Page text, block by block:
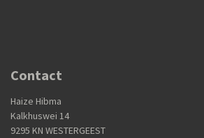
Contact
Haize Hibma
Kalkhuswei 14
9295 KN WESTERGEEST